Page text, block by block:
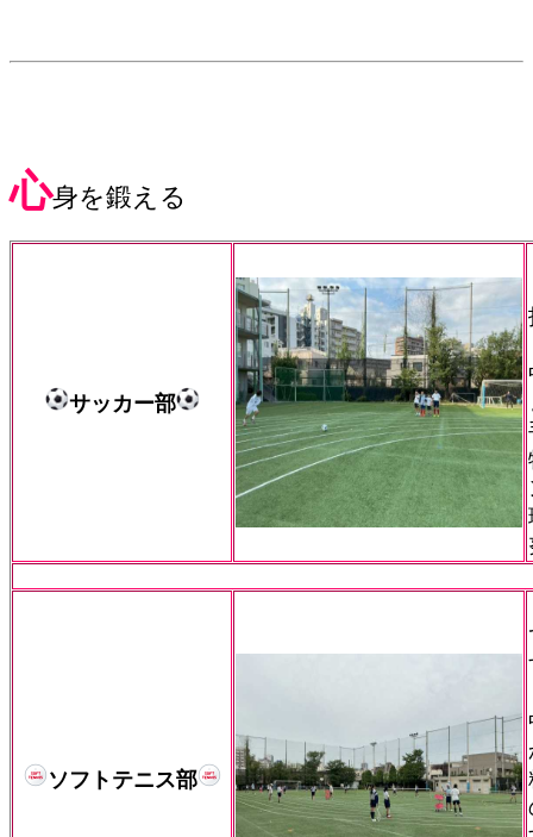
心身を鍛える
サッカー部
ソフトテニス部